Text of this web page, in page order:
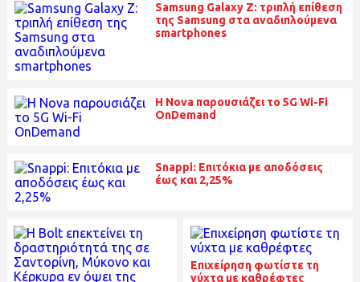
Samsung Galaxy Z: τριπλή επίθεση
της Samsung στα αναδιπλούμενα
smartphones
Η Nova παρουσιάζει το 5G Wi-Fi
OnDemand
Snappi: Επιτόκια με αποδόσεις
έως και 2,25%
Επιχείρηση φωτίστε τη
νύχτα με καθρέφτες